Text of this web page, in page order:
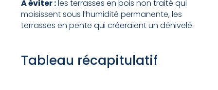
À éviter :les terrasses en bois non traité qui
moisissent sous l’humidité permanente, les
terrasses en pente qui créeraient un dénivelé.
Tableau récapitulatif